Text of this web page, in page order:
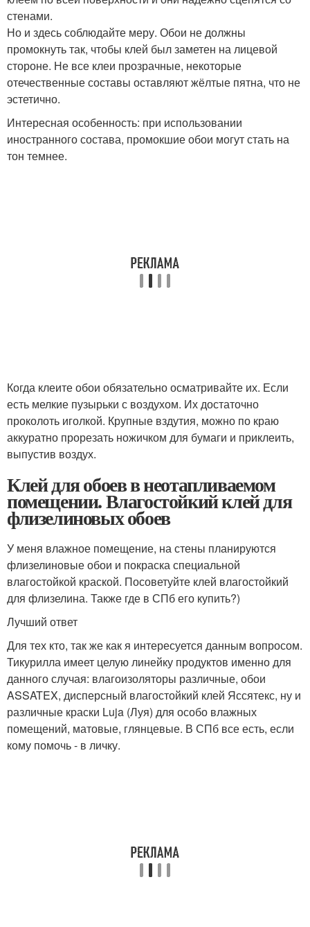
стенами.
Но и здесь соблюдайте меру. Обои не должны
промокнуть так, чтобы клей был заметен на лицевой
стороне. Не все клеи прозрачные, некоторые
отечественные составы оставляют жёлтые пятна, что не
эстетично.
Интересная особенность: при использовании
иностранного состава, промокшие обои могут стать на
тон темнее.
Когда клеите обои обязательно осматривайте их. Если
есть мелкие пузырьки с воздухом. Их достаточно
проколоть иголкой. Крупные вздутия, можно по краю
аккуратно прорезать ножичком для бумаги и приклеить,
выпустив воздух.
Клей для обоев в неотапливаемом
помещении. Влагостойкий клей для
флизелиновых обоев
У меня влажное помещение, на стены планируются
флизелиновые обои и покраска специальной
влагостойкой краской. Посоветуйте клей влагостойкий
для флизелина. Также где в СПб его купить?)
Лучший ответ
Для тех кто, так же как я интересуется данным вопросом.
Тикурилла имеет целую линейку продуктов именно для
данного случая: влагоизоляторы различные, обои
ASSATEX, дисперсный влагостойкий клей Яссятекс, ну и
различные краски Luja (Луя) для особо влажных
помещений, матовые, глянцевые. В СПб все есть, если
кому помочь - в личку.